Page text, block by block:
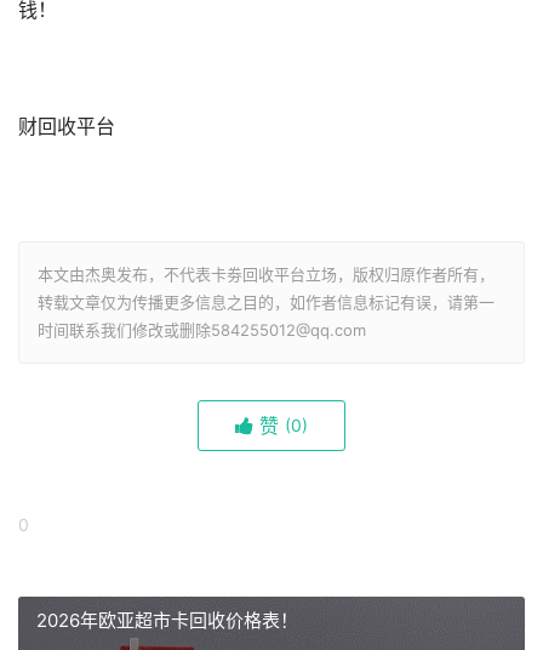
钱！
财回收平台
本文由杰奥发布，不代表卡劵回收平台立场，版权归原作者所有，
转载文章仅为传播更多信息之目的，如作者信息标记有误，请第一
时间联系我们修改或删除584255012@qq.com
赞 (0)
0
2026年欧亚超市卡回收价格表！